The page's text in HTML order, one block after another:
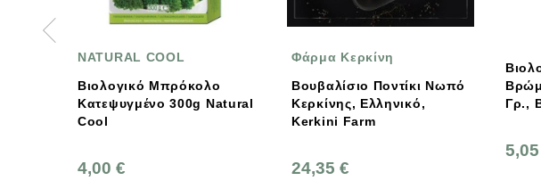
Μπρόκολο
300g Natural
Φάρμα Κερκίνη
Βουβαλίσιο Ποντίκι Νωπό
Κερκίνης, Ελληνικό,
Βιολογική Μπουκίτσα
Βρώμης Χωρίς Αλάτι 330
Γρ., Bio Ντουρουντούς